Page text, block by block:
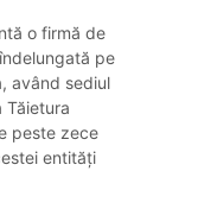
o firmă de
pe
având sediul
Tăietura
peste zece
entități